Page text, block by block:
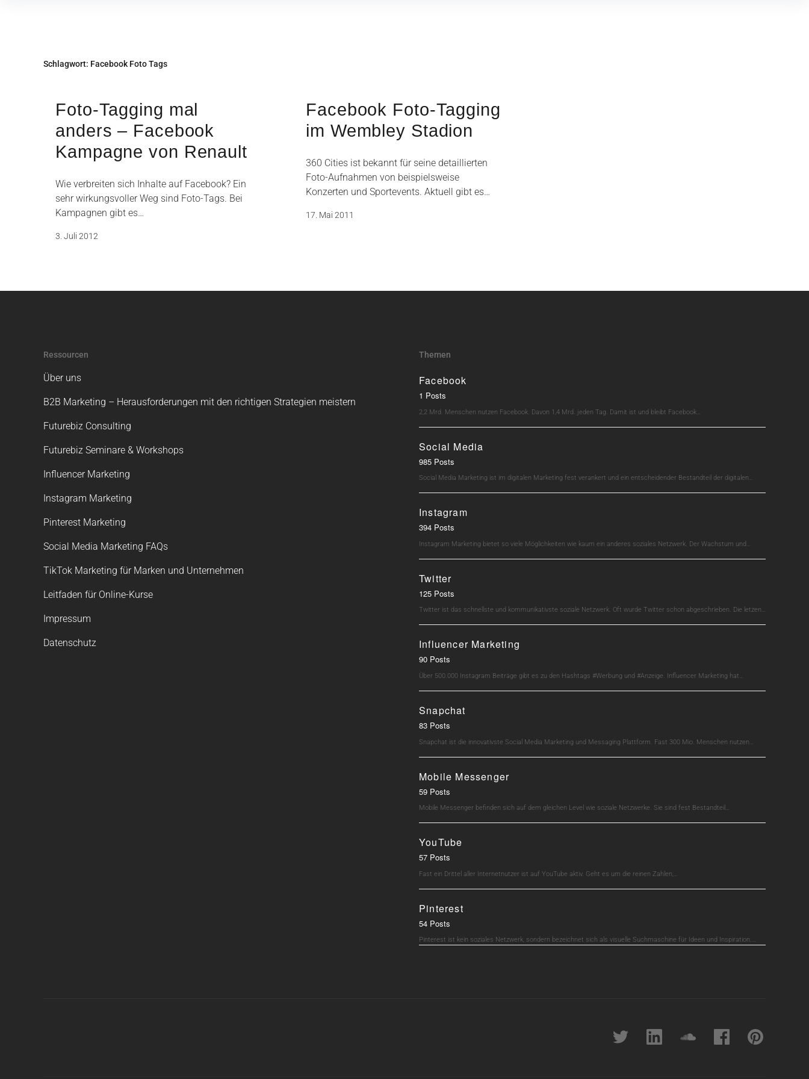
Schlagwort: Facebook Foto Tags
Foto-Tagging mal
anders – Facebook
Kampagne von Renault
Wie verbreiten sich Inhalte auf Facebook? Ein
sehr wirkungsvoller Weg sind Foto-Tags. Bei
Kampagnen gibt es…
3. Juli 2012
Facebook Foto-Tagging
im Wembley Stadion
360 Cities ist bekannt für seine detaillierten
Foto-Aufnahmen von beispielsweise
Konzerten und Sportevents. Aktuell gibt es…
17. Mai 2011
Ressourcen
Über uns
B2B Marketing – Herausforderungen mit den richtigen Strategien meistern
Futurebiz Consulting
Futurebiz Seminare & Workshops
Influencer Marketing
Instagram Marketing
Pinterest Marketing
Social Media Marketing FAQs
TikTok Marketing für Marken und Unternehmen
Leitfaden für Online-Kurse
Impressum
Datenschutz
Themen
Facebook
1 Posts
2,2 Mrd. Menschen nutzen Facebook. Davon 1,4 Mrd. jeden Tag. Damit ist und bleibt Facebook…
Social Media
985 Posts
Social Media Marketing ist im digitalen Marketing fest verankert und ein entscheidender Bestandteil der digitalen…
Instagram
394 Posts
Instagram Marketing bietet so viele Möglichkeiten wie kaum ein anderes soziales Netzwerk. Der Wachstum und…
Twitter
125 Posts
Twitter ist das schnellste und kommunikativste soziale Netzwerk. Oft wurde Twitter schon abgeschrieben. Die letzen…
Influencer Marketing
90 Posts
Über 500.000 Instagram Beiträge gibt es zu den Hashtags #Werbung und #Anzeige. Influencer Marketing hat…
Snapchat
83 Posts
Snapchat ist die innovativste Social Media Marketing und Messaging Plattform. Fast 300 Mio. Menschen nutzen…
Mobile Messenger
59 Posts
Mobile Messenger befinden sich auf dem gleichen Level wie soziale Netzwerke. Sie sind fest Bestandteil…
YouTube
57 Posts
Fast ein Drittel aller Internetnutzer ist auf YouTube aktiv. Geht es um die reinen Zahlen,…
Pinterest
54 Posts
Pinterest ist kein soziales Netzwerk, sondern bezeichnet sich als visuelle Suchmaschine für Ideen und Inspiration.…
Twitter linkedin soundcloudFacebookpinterest